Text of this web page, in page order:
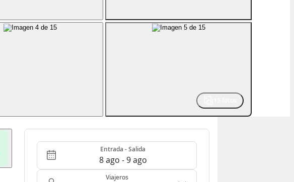
Entrada - Salida Entrada - Salida
8 ago - 9 ago
Ocupación: 2 personas, 1 habitación
Viajeros